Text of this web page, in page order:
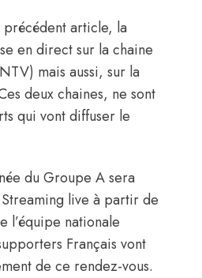
précédent article, la
en direct sur la chaine
mais aussi, sur la
deux chaines, ne sont
qui vont diffuser le
du Groupe A sera
live à partir de
l’équipe nationale
Français vont
de ce rendez-vous.